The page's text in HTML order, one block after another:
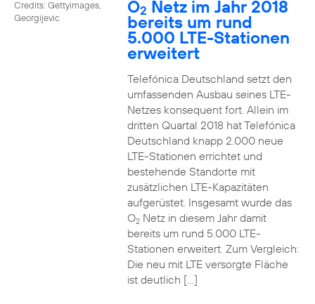
Credits: Gettyimages,
Georgijevic
O2 Netz im Jahr 2018
bereits um rund
5.000 LTE-Stationen
erweitert
Telefónica Deutschland setzt den
umfassenden Ausbau seines LTE-
Netzes konsequent fort. Allein im
dritten Quartal 2018 hat Telefónica
Deutschland knapp 2.000 neue
LTE-Stationen errichtet und
bestehende Standorte mit
zusätzlichen LTE-Kapazitäten
aufgerüstet. Insgesamt wurde das
O2Netz in diesem Jahr damit
bereits um rund 5.000 LTE-
Stationen erweitert. Zum Vergleich:
Die neu mit LTE versorgte Fläche
ist deutlich […]